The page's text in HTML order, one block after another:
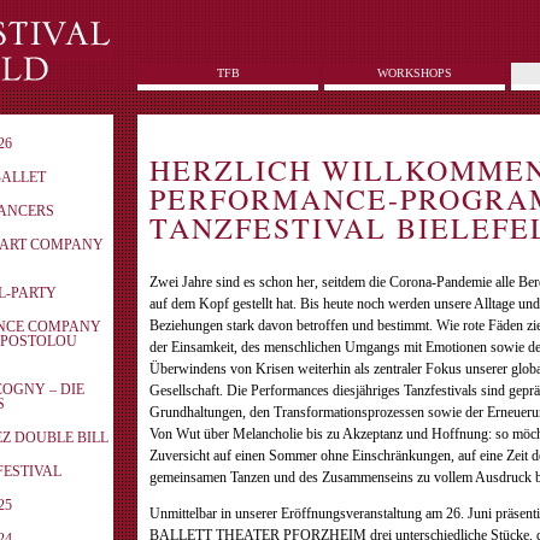
TFB WORKSHOPS
COMPANY
PARTY
COMPANY
– DIE
DOUBLE BILL
HERZLICH
PERFORMANCE-
TANZFESTIVAL
Zwei Jahre sind es schon her, seitdem die Corona-Pandemie alle
auf dem Kopf gestellt hat. Bis heute noch werden unsere Alltage
Beziehungen stark davon betroffen und bestimmt. Wie rote Fäden
der Einsamkeit, des menschlichen Umgangs mit Emotionen sowie
Überwindens von Krisen weiterhin als zentraler Fokus unserer
Gesellschaft. Die Performances diesjähriges Tanzfestivals sind
Grundhaltungen, den Transformationsprozessen sowie der
Von Wut über Melancholie bis zu Akzeptanz und Hoffnung: so
Zuversicht auf einen Sommer ohne Einschränkungen, auf eine Zeit
gemeinsamen Tanzen und des Zusammenseins zu vollem Ausdruck
Unmittelbar in unserer Eröffnungsveranstaltung am 26. Juni
BALLETT THEATER PFORZHEIM drei unterschiedliche Stücke,